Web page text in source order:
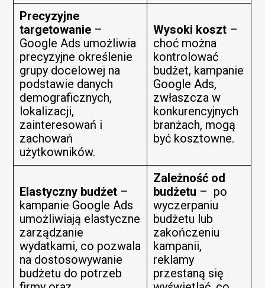
Precyzyjne
targetowanie –
Google Ads umożliwia
precyzyjne określenie
grupy docelowej na
podstawie danych
demograficznych,
lokalizacji,
zainteresowań i
zachowań
użytkowników.
Wysoki koszt –
choć można
kontrolować
budżet, kampanie
Google Ads,
zwłaszcza w
konkurencyjnych
branżach, mogą
być kosztowne.
Elastyczny budżet –
kampanie Google Ads
umożliwiają elastyczne
zarządzanie
wydatkami, co pozwala
na dostosowywanie
budżetu do potrzeb
Zależność od
budżetu – po
wyczerpaniu
budżetu lub
zakończeniu
kampanii,
reklamy
przestaną się